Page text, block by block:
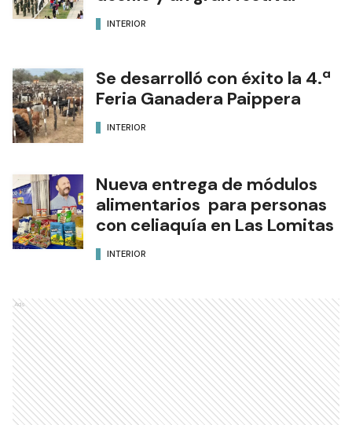
INTERIOR
Se desarrolló con éxito la 4.ª
Feria Ganadera Paippera
INTERIOR
Nueva entrega de módulos
alimentarios para personas
con celiaquía en Las Lomitas
INTERIOR
Ads